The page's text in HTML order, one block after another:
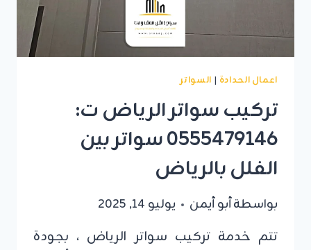
اعمال الحدادة | السواتر
تركيب سواتر الرياض ت:
0555479146 سواتر بين
الفلل بالرياض
بواسطةأبو أيمن يوليو 14, 2025
تتم خدمة تركيب سواتر الرياض ، بجودة